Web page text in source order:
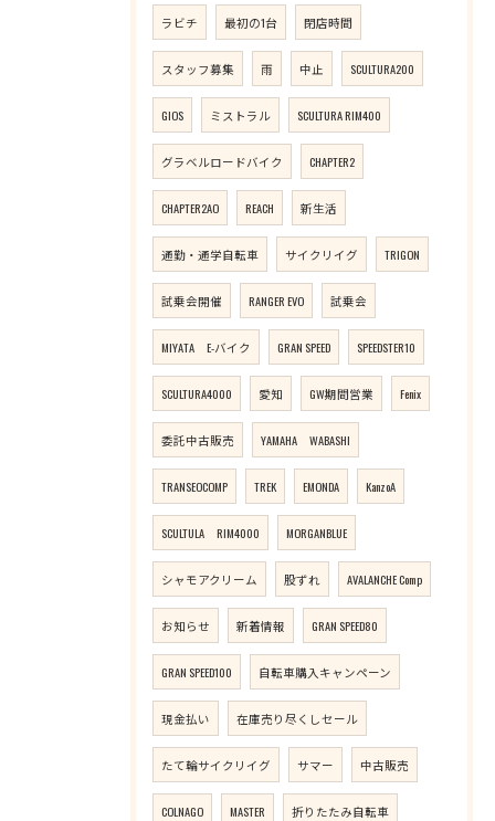
ラビチ 最初の1台 閉店時間
スタッフ募集 雨 中止 SCULTURA200
GIOS ミストラル SCULTURA RIM400
グラベルロードバイク CHAPTER2
CHAPTER2AO REACH 新生活
通勤・通学自転車 サイクリイグ TRIGON
試乗会開催 RANGER EVO 試乗会
MIYATA E-バイク GRAN SPEED SPEEDSTER10
SCULTURA4000 愛知 GW期間営業 Fenix
委託中古販売 YAMAHA WABASHI
TRANSEOCOMP TREK EMONDA KanzoA
SCULTULA RIM4000 MORGANBLUE
シャモアクリーム 股ずれ AVALANCHE Comp
お知らせ 新着情報 GRAN SPEED80
GRAN SPEED100 自転車購入キャンペーン
現金払い 在庫売り尽くしセール
たて輪サイクリイグ サマー 中古販売
COLNAGO MASTER 折りたたみ自転車